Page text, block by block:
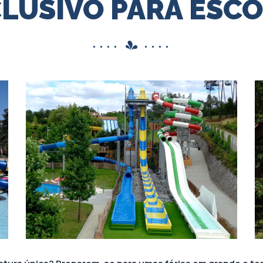
PARA